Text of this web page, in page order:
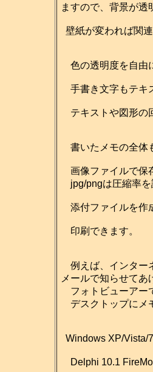
ますので、背景が透
壁紙が変われば関
色の透明度を自由
手書き文字もテキ
テキストや図形の
書いたメモの全体
画像ファイルで保
jpg/pngは圧縮率を
添付ファイルを作
印刷できます。
例えば、インター
メールで知らせて
フォトビューアー
デスクトップにメ
Windows XP/Vista/
Delphi 10.1